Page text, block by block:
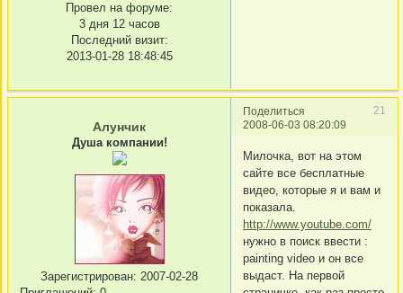
Провел на форуме:
3 дня 12 часов
Последний визит:
2013-01-28 18:48:45
Поделиться
21
2008-06-03 08:20:09
Алунчик
Душа компании!
Зарегистрирован: 2007-02-28
Милочка, вот на этом
сайте все бесплатные
видео, которые я и вам и
показала.
http://www.youtube.com/
нужно в поиск ввести :
painting video и он все
выдаст. На первой